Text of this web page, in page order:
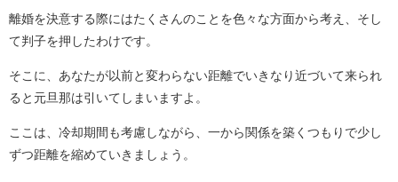
離婚を決意する際にはたくさんのことを色々な方面から考え、そし
て判子を押したわけです。
そこに、あなたが以前と変わらない距離でいきなり近づいて来られ
ると元旦那は引いてしまいますよ。
ここは、冷却期間も考慮しながら、一から関係を築くつもりで少し
ずつ距離を縮めていきましょう。